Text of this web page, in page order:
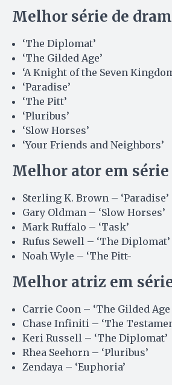
Melhor série de
‘The Diplomat’
‘The Gilded Age’
‘A Knight of the Seven
‘Paradise’
‘The Pitt’
‘Pluribus’
‘Slow Horses’
‘Your Friends and Neighbors’
Melhor ator em série
Sterling K. Brown – ‘Paradise’
Gary Oldman – ‘Slow Horses’
Mark Ruffalo – ‘Task’
Rufus Sewell – ‘The Diplomat’
Noah Wyle – ‘The Pitt-
Melhor atriz em
Carrie Coon – ‘The Gilded Age
Chase Infiniti – ‘The
Keri Russell – ‘The Diplomat’
Rhea Seehorn – ‘Pluribus’
Zendaya – ‘Euphoria’